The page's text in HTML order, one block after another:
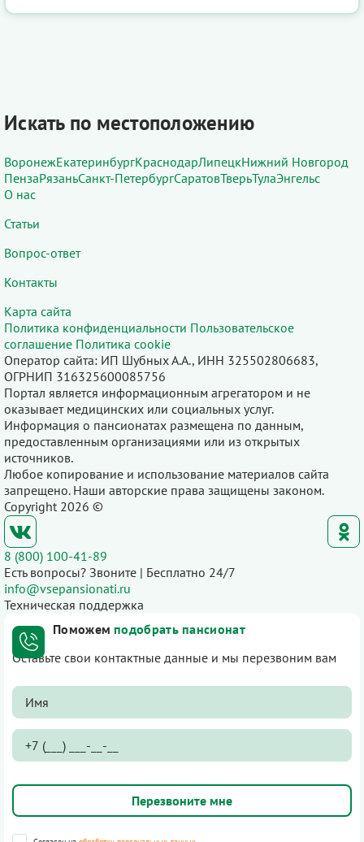
Искать по местоположению
ВоронежЕкатеринбургКраснодарЛипецкНижний Новгород
ПензаРязаньСанкт-ПетербургСаратовТверьТулаЭнгельс
О нас
Статьи
Вопрос-ответ
Контакты
Карта сайта
Политика конфиденциальности Пользовательское
соглашение Политика cookie
Оператор сайта: ИП Шубных А.А., ИНН 325502806683,
ОГРНИП 316325600085756
Портал является информационным агрегатором и не
оказывает медицинских или социальных услуг.
Информация о пансионатах размещена по данным,
предоставленным организациями или из открытых
источников.
Любое копирование и использование материалов сайта
запрещено. Наши авторские права защищены законом.
Copyright 2026 ©
8 (800) 100-41-89
Есть вопросы? Звоните | Бесплатно 24/7
info@vsepansionati.ru
Техническая поддержка
Поможем подобрать пансионат
Оставьте свои контактные данные и мы перезвоним вам